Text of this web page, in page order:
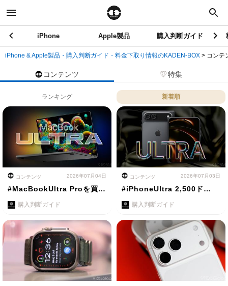
iPhone Apple製品 購入判断ガイド
iPhone & Apple製品・購入判断ガイド・料金下取り情報のKADEN-BOX > コンテ
コンテンツ 特集
ランキング 新着順
コンテンツ 2026年07月04日
#MacBookUltra Proを買…
購入判断ガイド
コンテンツ 2026年07月03日
#iPhoneUltra 2,500ド…
購入判断ガイド